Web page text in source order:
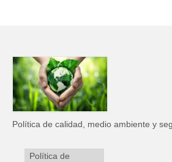
Política de calidad, medio ambiente y
Política de